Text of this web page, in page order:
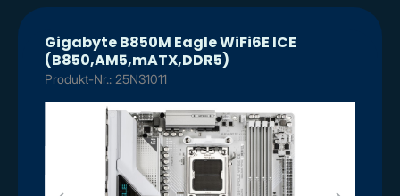
Gigabyte B850M Eagle WiFi6E ICE
(B850,AM5,mATX,DDR5)
Produkt-Nr.: 25N31011